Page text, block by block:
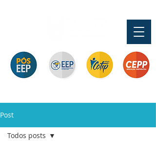
Post
Todos posts